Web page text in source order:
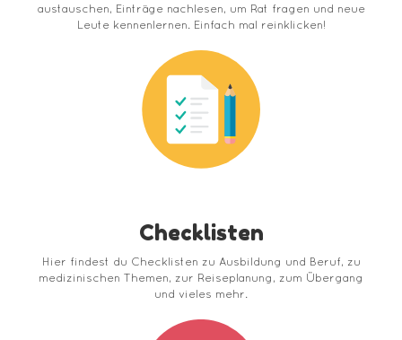
austauschen, Einträge nachlesen, um Rat fragen und neue
Leute kennenlernen. Einfach mal reinklicken!
Checklisten
Hier findest du Checklisten zu Ausbildung und Beruf, zu
medizinischen Themen, zur Reiseplanung, zum Übergang
und vieles mehr.